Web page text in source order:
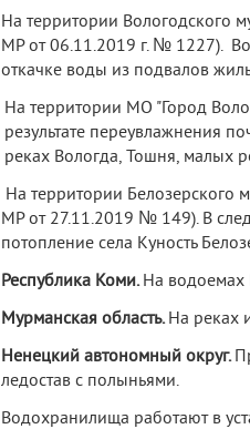
На территории Вологодского
МР от 06.11.2019 г. № 1227).
откачке воды из подвалов
На территории МО "Город
результате переувлажнения
реках Вологда, Тошня, малых
На территории Белозерского
МР от 27.11.2019 № 149). В
потопление села Куность
Республика Коми.На водоемах
Мурманская область.На реках
Ненецкий автономный округ.
ледостав с полыньями.
Водохранилища работают в